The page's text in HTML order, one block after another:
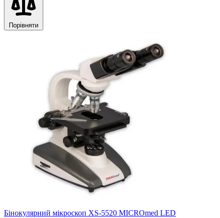
Порівняти
Бінокулярний мікроскоп XS-5520 MICROmed LED